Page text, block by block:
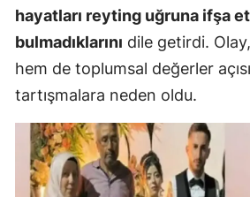
hayatları reyting uğruna ifşa
bulmadıklarını dile getirdi.
hem de toplumsal değerler
tartışmalara neden oldu.